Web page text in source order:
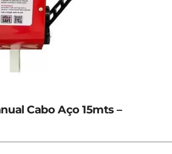
Cabo Aço 15mts –